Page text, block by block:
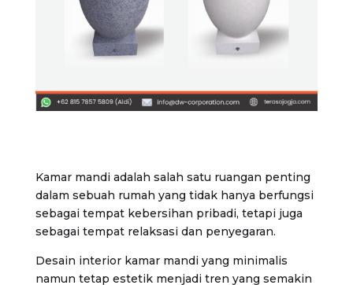
Kamar mandi adalah salah satu ruangan penting
dalam sebuah rumah yang tidak hanya berfungsi
sebagai tempat kebersihan pribadi, tetapi juga
sebagai tempat relaksasi dan penyegaran.
Desain interior kamar mandi yang minimalis
namun tetap estetik menjadi tren yang semakin